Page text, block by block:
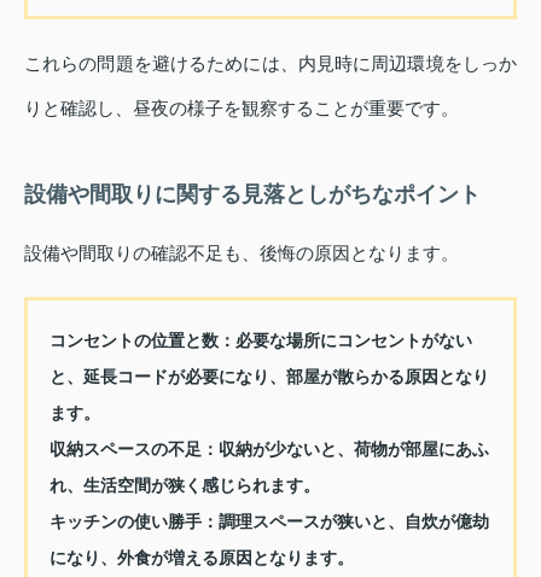
これらの問題を避けるためには、内見時に周辺環境をしっか
りと確認し、昼夜の様子を観察することが重要です。
設備や間取りに関する見落としがちなポイント
設備や間取りの確認不足も、後悔の原因となります。
コンセントの位置と数：必要な場所にコンセントがない
と、延長コードが必要になり、部屋が散らかる原因となり
ます。
収納スペースの不足 ：収納が少ないと、荷物が部屋にあふ
れ、生活空間が狭く感じられます。
キッチンの使い勝手：調理スペースが狭いと、自炊が億劫
になり、外食が増える原因となります。